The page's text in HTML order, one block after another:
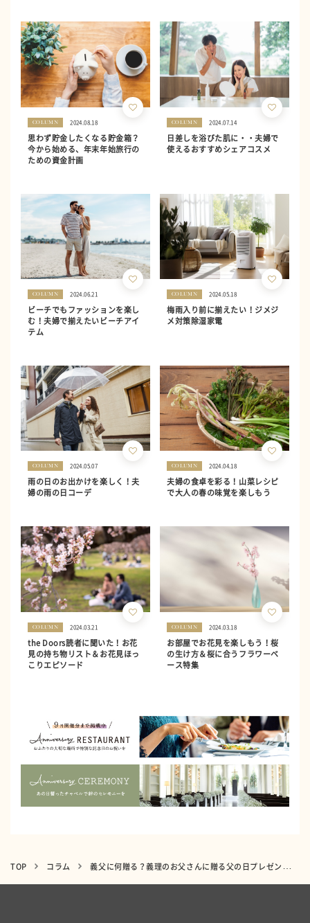
COLUMN 2024.08.18
思わず貯金したくなる貯金箱？
今から始める、年末年始旅行の
ための資金計画
COLUMN 2024.07.14
日差しを浴びた肌に・・夫婦で
使えるおすすめシェアコスメ
COLUMN 2024.06.21
ビーチでもファッションを楽し
む！夫婦で揃えたいビーチアイ
テム
COLUMN 2024.05.18
梅雨入り前に揃えたい！ジメジ
メ対策除湿家電
COLUMN 2024.05.07
雨の日のお出かけを楽しく！夫
婦の雨の日コーデ
COLUMN 2024.04.18
夫婦の食卓を彩る！山菜レシピ
で大人の春の味覚を楽しもう
COLUMN 2024.03.21
the Doors読者に聞いた！お花
見の持ち物リスト＆お花見ほっ
こりエピソード
COLUMN 2024.03.18
お部屋でお花見を楽しもう！桜
の生け方＆桜に合うフラワーベ
ース特集
TOP コラム 義父に何贈る？義理のお父さんに贈る父の日プレゼントアイデア集